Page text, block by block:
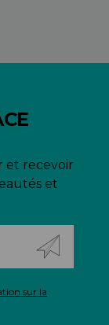
et recevoir
et
sur la